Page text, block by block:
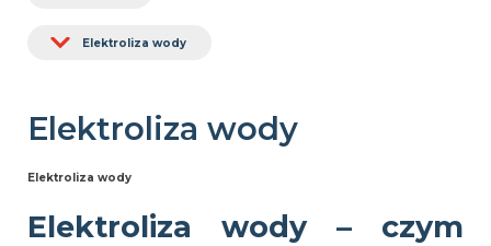
Elektroliza wody
Elektroliza wody
Elektroliza wody
Elektroliza wody – czym